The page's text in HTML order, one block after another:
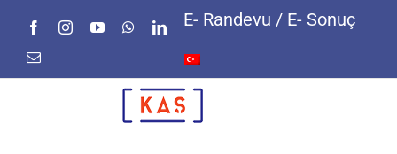
FacebookInstagramYouTubeWhatsAppLinkedIn
E-
E- Randevu / E- Sonuç